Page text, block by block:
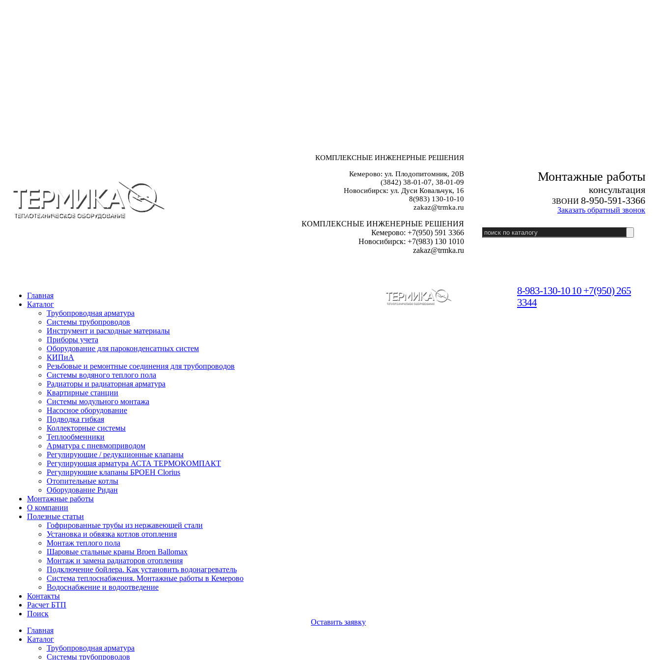
КОМПЛЕКСНЫЕ ИНЖЕНЕРНЫЕ РЕШЕНИЯ
Кемерово: ул. Плодопитомник, 20В
(3842) 38-01-07, 38-01-09
Новосибирск: ул. Дуси Ковальчук, 16
8(983) 130-10-10
zakaz@trmka.ru
КОМПЛЕКСНЫЕ ИНЖЕНЕРНЫЕ РЕШЕНИЯ
Кемерово: +7(950) 591 3366
Новосибирск: +7(983) 130 1010
zakaz@trmka.ru
Монтажные работы
консультация
ЗВОНИ 8-950-591-3366
Заказать обратный звонок
Главная
Каталог
Трубопроводная арматура
Системы трубопроводов
Инструмент и расходные материалы
Приборы учета
Оборудование для пароконденсатных систем
КИПиА
Резьбовые и ремонтные соединения для трубопроводов
Системы водяного теплого пола
Радиаторы и радиаторная арматура
Квартирные станции
Системы модульного монтажа
Насосное оборудование
Подводка гибкая
Коллекторные системы
Теплообменники
Арматура с пневмоприводом
Регулирующие / редукционные клапаны
Регулирующая арматура АСТА ТЕРМОКОМПАКТ
Регулирующие клапаны БРОЕН Clorius
Отопительные котлы
Оборудование Ридан
Монтажные работы
О компании
Полезные статьи
Гофрированные трубы из нержавеющей стали
Установка и обвязка котлов отопления
Монтаж теплого пола
Шаровые стальные краны Broen Ballomax
Монтаж и замена радиаторов отопления
Подключение бойлера. Как установить водонагреватель
Система теплоснабжения. Монтажные работы в Кемерово
Водоснабжение и водоотведение
Контакты
Расчет БТП
Поиск
Главная
Каталог
Трубопроводная арматура
Системы трубопроводов
Оставить заявку
8-983-130-10 10 +7(950) 265
3344